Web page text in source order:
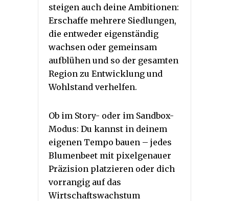
steigen auch deine Ambitionen:
Erschaffe mehrere Siedlungen,
die entweder eigenständig
wachsen oder gemeinsam
aufblühen und so der gesamten
Region zu Entwicklung und
Wohlstand verhelfen.
Ob im Story- oder im Sandbox-
Modus: Du kannst in deinem
eigenen Tempo bauen – jedes
Blumenbeet mit pixelgenauer
Präzision platzieren oder dich
vorrangig auf das
Wirtschaftswachstum